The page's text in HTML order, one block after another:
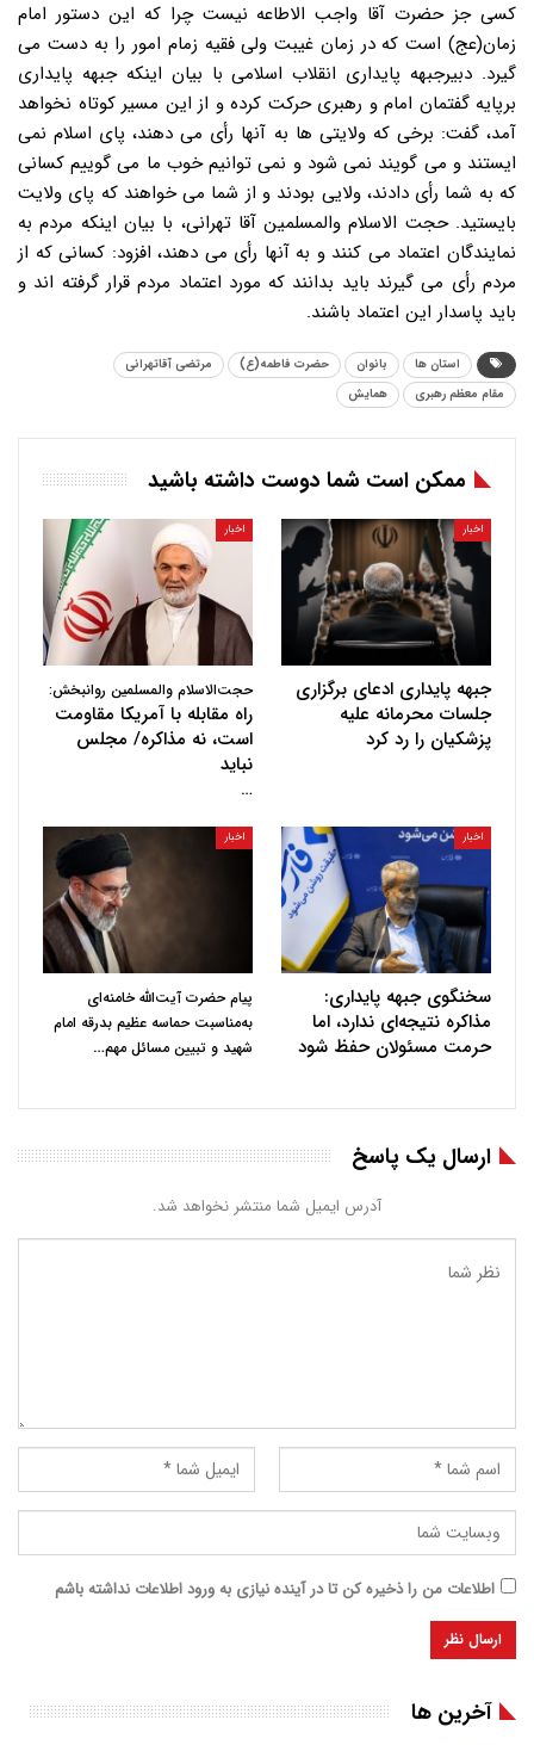
کسی جز حضرت آقا واجب الاطاعه نیست چرا که این دستور امام
زمان(عج) است که در زمان غیبت ولی فقیه زمام امور را به دست می
گیرد. دبیرجبهه پایداری انقلاب اسلامی با بیان اینکه جبهه پایداری
برپایه گفتمان امام و رهبری حرکت کرده و از این مسیر کوتاه نخواهد
آمد، گفت: برخی که ولایتی ها به آنها رأی می دهند، پای اسلام نمی
ایستند و می گویند نمی شود و نمی توانیم خوب ما می گوییم کسانی
که به شما رأی دادند، ولایی بودند و از شما می خواهند که پای ولایت
بایستید. حجت الاسلام والمسلمین آقا تهرانی، با بیان اینکه مردم به
نمایندگان اعتماد می کنند و به آنها رأی می دهند، افزود: کسانی که از
مردم رأی می گیرند باید بدانند که مورد اعتماد مردم قرار گرفته اند و
باید پاسدار این اعتماد باشند.
استان ها بانوان حضرت فاطمه(ع)
مرتضی آقاتهرانی
مقام معظم رهبری
همایش
ممکن است شما دوست داشته باشید
اخبار
جبهه پایداری ادعای برگزاری
جلسات محرمانه علیه
پزشکیان را رد کرد
اخبار
حجت‌الاسلام والمسلمین روانبخش:
راه مقابله با آمریکا مقاومت
است، نه مذاکره/ مجلس
نباید
…
اخبار
سخنگوی جبهه پایداری:
مذاکره نتیجه‌ای ندارد، اما
حرمت مسئولان حفظ شود
اخبار
پیام حضرت آیت‌الله خامنه‌ای
به‌مناسبت حماسه عظیم بدرقه امام
شهید و تبیین مسائل مهم…
ارسال یک پاسخ
آدرس ایمیل شما منتشر نخواهد شد.
اطلاعات من را ذخیره کن تا در آینده نیازی به ورود اطلاعات نداشته باشم
آخرین ها